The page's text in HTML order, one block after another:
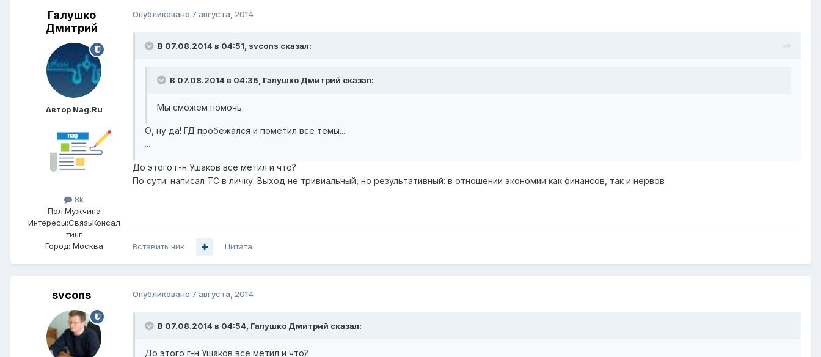
Галушко
Дмитрий
Автор Nag.Ru
8k
Пол:Мужчина
Интересы:СвязьКонсал
тинг
Город: Москва
Опубликовано 7 августа, 2014
В 07.08.2014 в 04:51, svcons сказал:
В 07.08.2014 в 04:36, Галушко Дмитрий сказал:
Мы сможем помочь.
О, ну да! ГД пробежался и пометил все темы...
...
До этого г-н Ушаков все метил и что?
По сути: написал ТС в личку. Выход не тривиальный, но результативный: в отношении экономии как финансов, так и нервов
Вставить ник Цитата
svcons Опубликовано 7 августа, 2014
В 07.08.2014 в 04:54, Галушко Дмитрий сказал:
До этого г-н Ушаков все метил и что?